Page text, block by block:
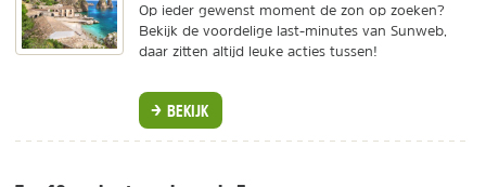
Op ieder gewenst moment de zon op zoeken?
Bekijk de voordelige last-minutes van Sunweb,
daar zitten altijd leuke acties tussen!
BEKIJK